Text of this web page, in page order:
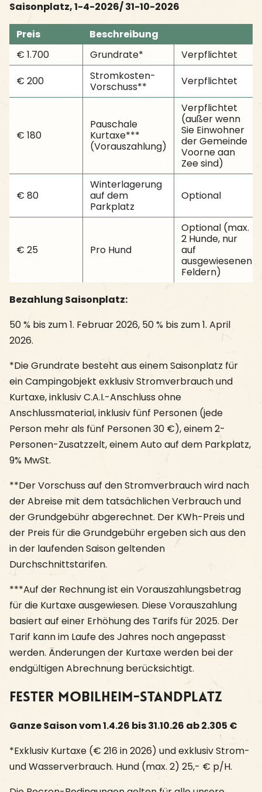
Saisonplatz, 1-4-2026/ 31-10-2026
Preis
Beschreibung
€ 1.700
Grundrate*
Verpflichtet
€ 200
Stromkosten-
Vorschuss**
Verpflichtet
€ 180
Pauschale
Kurtaxe***
(Vorauszahlung)
Verpflichtet
(außer wenn
Sie Einwohner
der Gemeinde
Voorne aan
Zee sind)
€ 80
Winterlagerung
auf dem
Parkplatz
Optional
€ 25 Pro Hund
Optional (max.
2 Hunde, nur
auf
ausgewiesenen
Feldern)
Bezahlung Saisonplatz:
50 % bis zum 1. Februar 2026, 50 % bis zum 1. April
2026.
*Die Grundrate besteht aus einem Saisonplatz für
ein Campingobjekt exklusiv Stromverbrauch und
Kurtaxe, inklusiv C.A.I.-Anschluss ohne
Anschlussmaterial, inklusiv fünf Personen (jede
Person mehr als fünf Personen 30 €), einem 2-
Personen-Zusatzzelt, einem Auto auf dem Parkplatz,
9% MwSt.
**Der Vorschuss auf den Stromverbrauch wird nach
der Abreise mit dem tatsächlichen Verbrauch und
der Grundgebühr abgerechnet. Der KWh-Preis und
der Preis für die Grundgebühr ergeben sich aus den
in der laufenden Saison geltenden
Durchschnittstarifen.
***Auf der Rechnung ist ein Vorauszahlungsbetrag
für die Kurtaxe ausgewiesen. Diese Vorauszahlung
basiert auf einer Erhöhung des Tarifs für 2025. Der
Tarif kann im Laufe des Jahres noch angepasst
werden. Änderungen der Kurtaxe werden bei der
endgültigen Abrechnung berücksichtigt.
Fester Mobilheim-Standplatz
Ganze Saison vom 1.4.26 bis 31.10.26 ab 2.305 €
*Exklusiv Kurtaxe (€ 216 in 2026) und exklusiv Strom-
und Wasserverbrauch. Hund (max. 2) 25,- € p/H.